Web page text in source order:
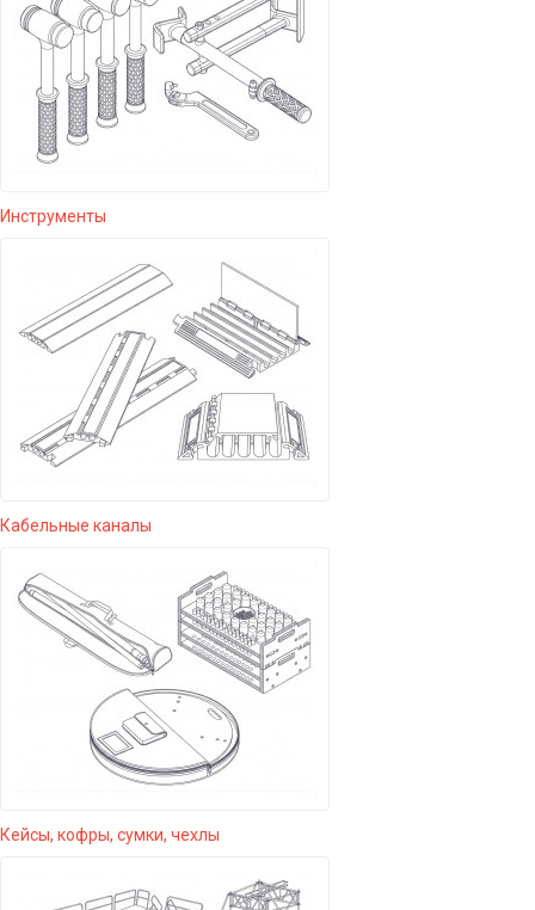
Инструменты
Кабельные каналы
Кейсы, кофры, сумки, чехлы